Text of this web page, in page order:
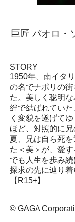
巨匠 パオロ・
STORY
1950年、南イタ
の名でナポリの街
た。美しく聡明
絆で結ばれてい
く変貌を遂げて
ほど、対照的に
夏、兄は自ら死
た＜美＞が、愛
でも人生を歩み
探求の先に辿り
【R15+】
© GAGA